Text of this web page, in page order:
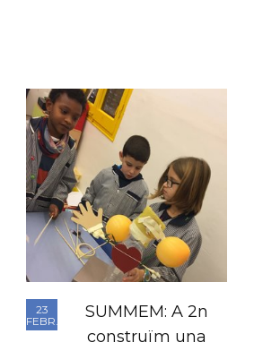
23
FEBR.
SUMMEM: A 2n
construïm una